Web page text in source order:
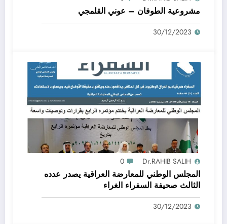
مشروعية الطوفان – عوني القلمجي
30/12/2023
Dr.RAHIB SALIH
0
المجلس الوطني للمعارضة العراقية يصدر عدده
الثالث صحيفة السفراء الغراء
30/12/2023